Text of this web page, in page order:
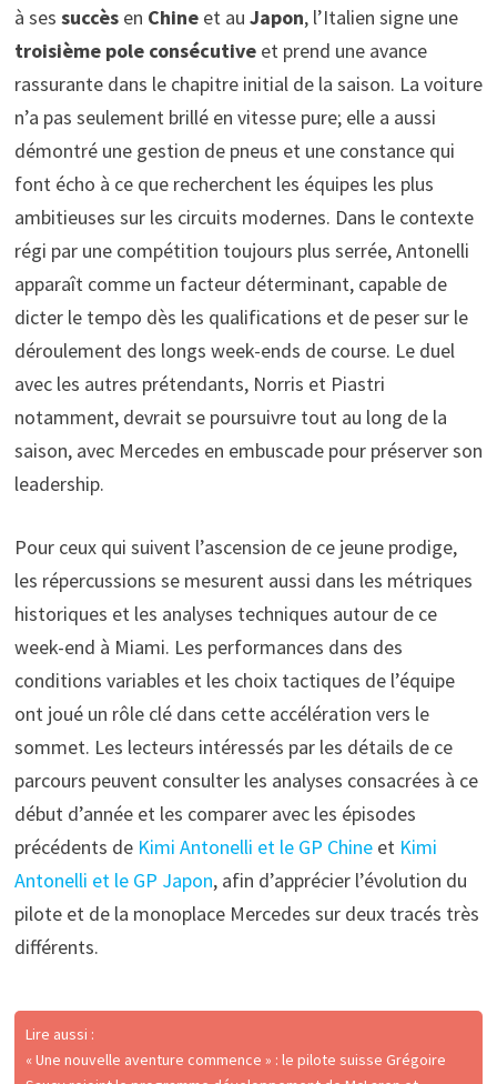
à ses succèsen Chineet au Japon, l’Italien signe une
troisième pole consécutiveet prend une avance
rassurante dans le chapitre initial de la saison. La voiture
n’a pas seulement brillé en vitesse pure; elle a aussi
démontré une gestion de pneus et une constance qui
font écho à ce que recherchent les équipes les plus
ambitieuses sur les circuits modernes. Dans le contexte
régi par une compétition toujours plus serrée, Antonelli
apparaît comme un facteur déterminant, capable de
dicter le tempo dès les qualifications et de peser sur le
déroulement des longs week-ends de course. Le duel
avec les autres prétendants, Norris et Piastri
notamment, devrait se poursuivre tout au long de la
saison, avec Mercedes en embuscade pour préserver son
leadership.
Pour ceux qui suivent l’ascension de ce jeune prodige,
les répercussions se mesurent aussi dans les métriques
historiques et les analyses techniques autour de ce
week-end à Miami. Les performances dans des
conditions variables et les choix tactiques de l’équipe
ont joué un rôle clé dans cette accélération vers le
sommet. Les lecteurs intéressés par les détails de ce
parcours peuvent consulter les analyses consacrées à ce
début d’année et les comparer avec les épisodes
précédents de Kimi Antonelli et le GP Chineet Kimi
Antonelli et le GP Japon, afin d’apprécier l’évolution du
pilote et de la monoplace Mercedes sur deux tracés très
différents.
Lire aussi :
« Une nouvelle aventure commence » : le pilote suisse Grégoire